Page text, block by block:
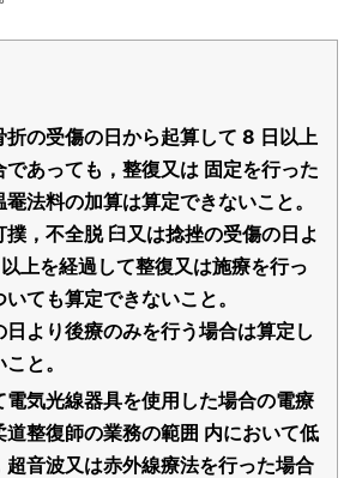
折の受傷の日から起算して 8 日以上
であっても，整復又は 固定を行った
法料の加算は算定できないこと。
撲，不全脱 臼又は捻挫の受傷の日よ
上を経過して整復又は施療を行っ
ても算定できないこと。
日より後療のみを行う場合は算定し
と。
電気光線器具を使用した場合の電療
道整復師の業務の範囲 内において低
超音波又は赤外線療法を行った場合